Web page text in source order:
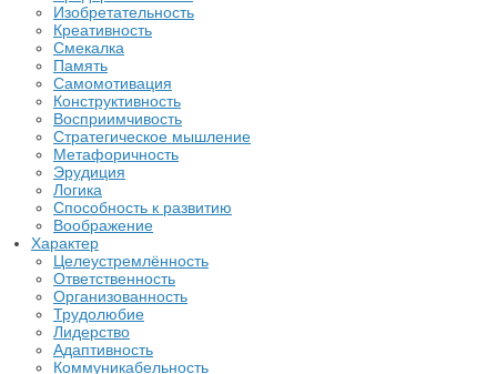
Изобретательность
Креативность
Смекалка
Память
Самомотивация
Конструктивность
Восприимчивость
Стратегическое мышление
Метафоричность
Эрудиция
Логика
Способность к развитию
Воображение
Характер
Целеустремлённость
Ответственность
Организованность
Трудолюбие
Лидерство
Адаптивность
Коммуникабельность